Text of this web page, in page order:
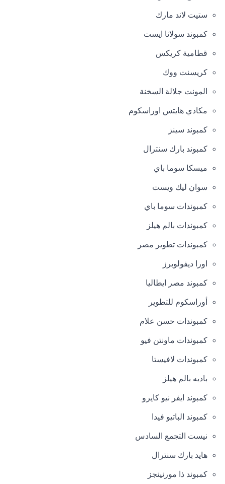
ستيت لاند مارك
كمبوند سولانا ايست
قطامية كريكس
كريسنت ووك
المونت جلالة السخنة
مكادي هايتس اوراسكوم
كمبوند سينز
كمبوند بارك سنترال
ميسكا سوما باي
سوان ليك ويست
كمبوندات سوما باي
كمبوندات بالم هيلز
كمبوندات تطوير مصر
اورا ديفولوبرز
كمبوند مصر ايطاليا
أوراسكوم للتطوير
كمبوندات حسن علام
كمبوندات ماونتن فيو
كمبوندات لافيستا
باديه بالم هيلز
كمبوند ايفر نيو كايرو
كمبوند الباتيو فيدا
نيست التجمع السادس
هايد بارك سنترال
كمبوند ذا مورنينجز